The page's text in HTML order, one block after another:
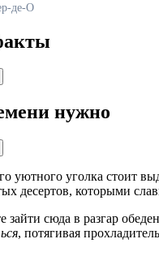
де-О
нужно
уютного уголка стоит
десертов, которыми
зайти сюда в разгар
, потягивая